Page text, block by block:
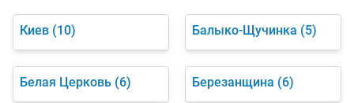
Киев (10) Балыко-Щучинка (5)
Белая Церковь (6) Березанщина (6)